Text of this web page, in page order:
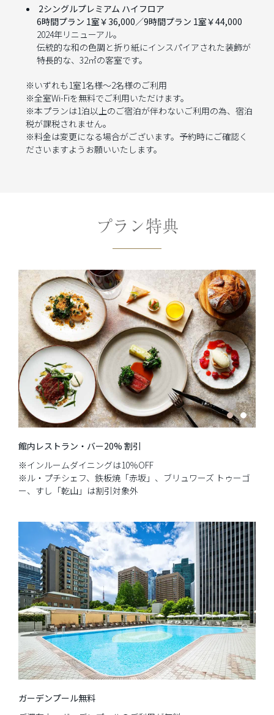
2シングルプレミアム ハイフロア
6時間プラン 1室￥36,000／9時間プラン 1室￥44,000
2024年リニューアル。
伝統的な和の色調と折り紙にインスパイアされた装飾が
特長的な、32㎡の客室です。
※いずれも1室1名様～2名様のご利用
※全室Wi-Fiを無料でご利用いただけます。
※本プランは1泊以上のご宿泊が伴わないご利用の為、宿泊
税が課税されません。
※料金は変更になる場合がございます。予約時にご確認く
ださいますようお願いいたします。
プラン特典
館内レストラン・バー20% 割引
※インルームダイニングは10％OFF
※ル・プチシェフ、鉄板焼「赤坂」、ブリュワーズ トゥーゴ
ー、すし「乾山」は割引対象外
ガーデンプール無料